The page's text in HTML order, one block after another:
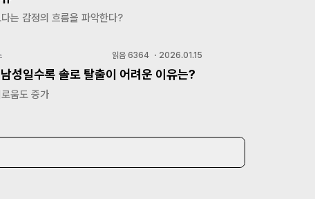
는 감정의 흐름을 파악한다?
읽음 6364・ 2026.01.15
성일수록 솔로 탈출이 어려운 이유는?
움도 증가